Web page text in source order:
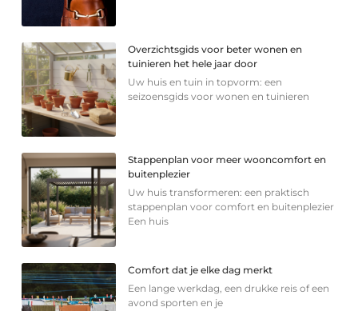
Overzichtsgids voor beter wonen en
tuinieren het hele jaar door
Uw huis en tuin in topvorm: een
seizoensgids voor wonen en tuinieren
Stappenplan voor meer wooncomfort en
buitenplezier
Uw huis transformeren: een praktisch
stappenplan voor comfort en buitenplezier
Een huis
Comfort dat je elke dag merkt
Een lange werkdag, een drukke reis of een
avond sporten en je